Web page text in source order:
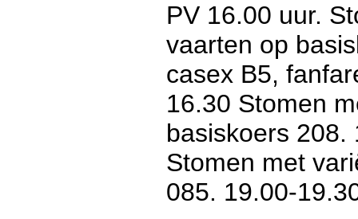
PV 16.00 uur.
vaarten op
casex B5,
16.30 Stomen
basiskoers 208.
Stomen met
085. 19.00-